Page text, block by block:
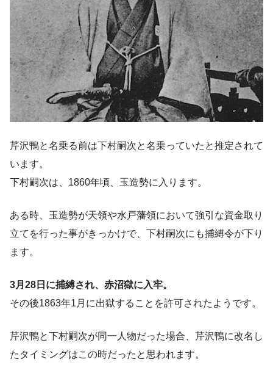
芹沢鴨と名乗る前は下村嗣次と名乗っていたと推定されて
います。
下村嗣次は、1860年頃、玉造勢に入ります。
ある時、玉造勢が天領や水戸藩領において強引な資金取り
立てを行った事がきっかけで、下村嗣次にも捕縛令が下り
ます。
3月28日に捕縛され、赤沼獄に入牢。
その後1863年1月に出獄することを許可されたようです。
芹沢鴨と下村嗣次が同一人物だった場合、芹沢鴨に改名し
たタイミングはこの時だったと思われます。